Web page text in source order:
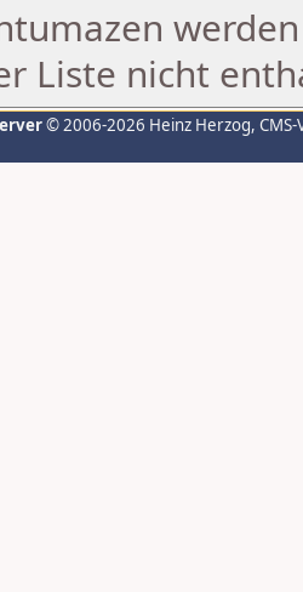
Liste nicht
© 2006-2026 Heinz Herzog,